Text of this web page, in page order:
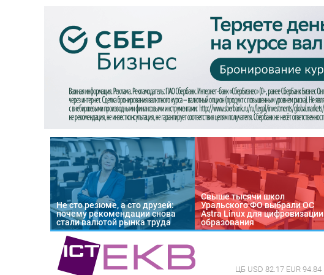
Не сто резюме, а сто друзей:
почему рекомендации снова
стали валютой рынка труда
Свыше тысячи школ
Уральского ФО выбрали ОС
Astra Linux для цифровизации
образования
ЦБ USD 82.17 EUR 94.84